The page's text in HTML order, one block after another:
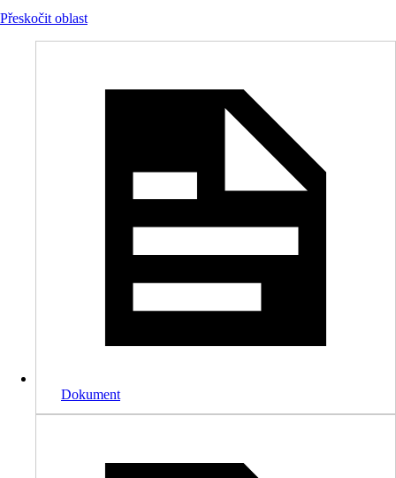
Přeskočit oblast
Dokument